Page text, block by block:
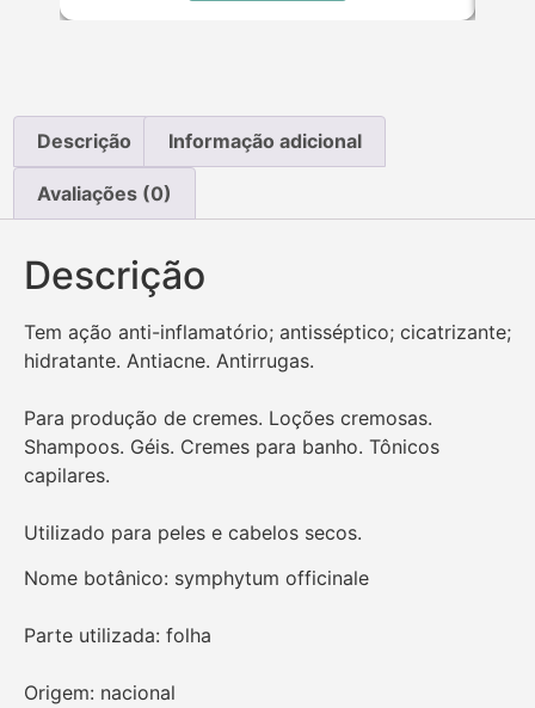
Descrição Informação adicional
Avaliações (0)
Descrição
Tem ação anti-inflamatório; antisséptico; cicatrizante;
hidratante. Antiacne. Antirrugas.
Para produção de cremes. Loções cremosas.
Shampoos. Géis. Cremes para banho. Tônicos
capilares.
Utilizado para peles e cabelos secos.
Nome botânico: symphytum officinale
Parte utilizada: folha
Origem: nacional